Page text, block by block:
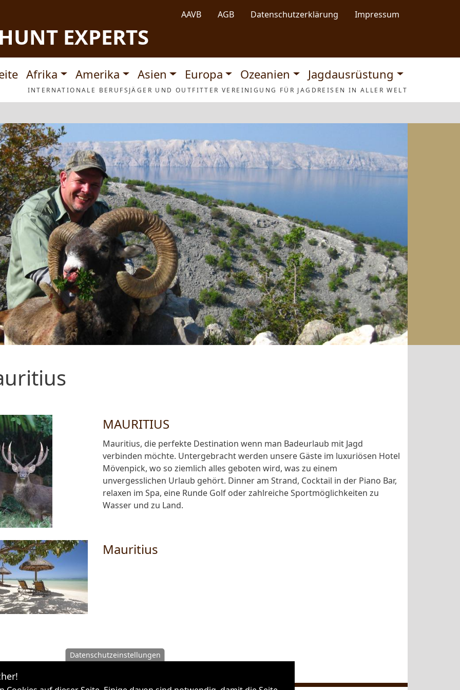
AAVB AGB Datenschutzerklärung Impressum
EXPERTS
Afrika Amerika Asien Europa Ozeanien Jagdausrüstung
INTERNATIONALE BERUFSJÄGER UND OUTFITTER VEREINIGUNG FÜR JAGDREISEN IN ALLER WELT
MAURITIUS
Mauritius, die perfekte Destination wenn man Badeurlaub mit Jagd
verbinden möchte. Untergebracht werden unsere Gäste im luxuriösen Hotel
Mövenpick, wo so ziemlich alles geboten wird, was zu einem
unvergesslichen Urlaub gehört. Dinner am Strand, Cocktail in der Piano Bar,
relaxen im Spa, eine Runde Golf oder zahlreiche Sportmöglichkeiten zu
Wasser und zu Land.
Mauritius
Datenschutzeinstellungen